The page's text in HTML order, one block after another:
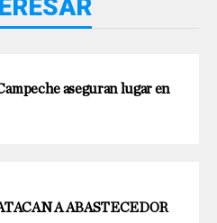
aseguran lugar en
A ABASTECEDOR